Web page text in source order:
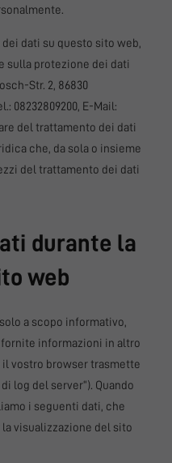
dati su questo sito web,
sulla protezione dei dati
Str. 2, 86830
08232809200, E-Mail:
del trattamento dei dati
che, da sola o insieme
del trattamento dei dati
durante la
web
a scopo informativo,
informazioni in altro
vostro browser trasmette
log del server“). Quando
i seguenti dati, che
visualizzazione del sito